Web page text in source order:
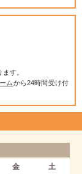
す。
ムから24時間受け付
金
土